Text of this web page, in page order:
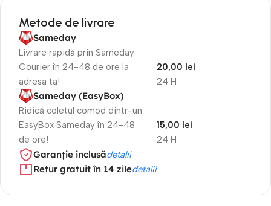
Metode de livrare
Sameday
Livrare rapidă prin Sameday
Courier în 24-48 de ore la
adresa ta!
24 H
20,00 lei
Sameday (EasyBox)
Ridică coletul comod dintr-un
EasyBox Sameday în 24-48
de ore!
24 H
15,00 lei
Garanție inclusădetalii
Retur gratuit în 14 ziledetalii